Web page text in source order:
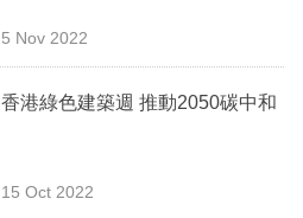
5 Nov 2022
香港綠色建築週 推動2050碳中和
15 Oct 2022